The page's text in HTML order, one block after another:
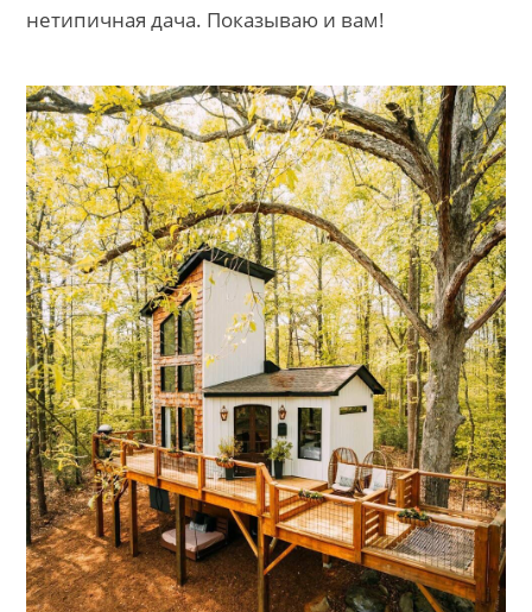
нетипичная дача. Показываю и вам!